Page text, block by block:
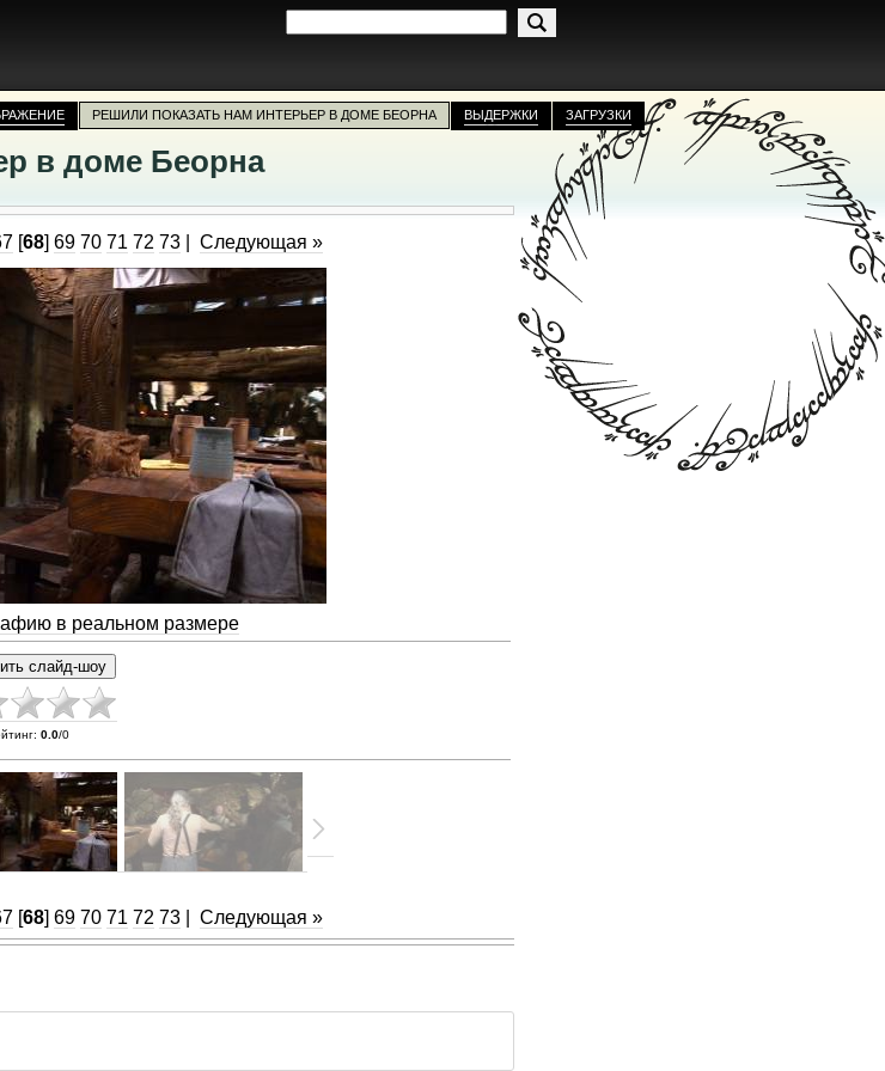
в доме Беорна
[68] 69 70 71 72 73| Следующая »
в реальном размере
: 0.0/0
[68] 69 70 71 72 73| Следующая »
РЕШИЛИ ПОКАЗАТЬ НАМ ИНТЕРЬЕР В ДОМЕ БЕОРНА ВЫДЕРЖКИ ЗАГРУЗКИ